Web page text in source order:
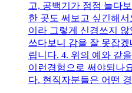
고, 공백기가 점점 늘다
한 곳도 써보고 싶긴해
이라 그렇게 신경쓰지
쓰다보니 감을 잘 못잡
립니다. 4. 위의 예와 같
이런경험으로 써야되나
다. 현직자분들은 어떤